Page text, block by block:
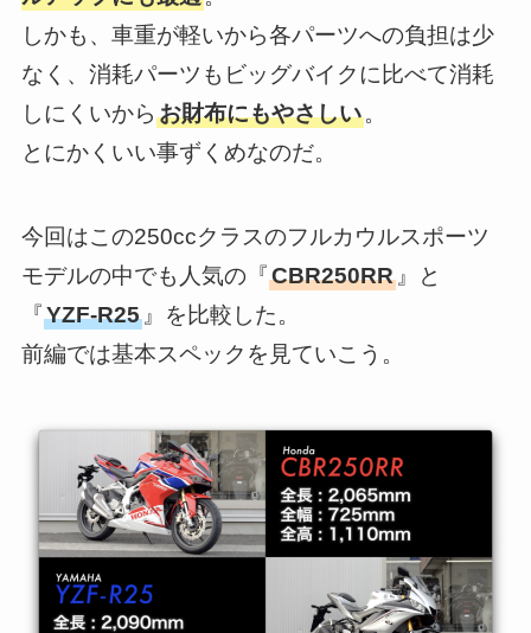
しかも、車重が軽いから各パーツへの負担は少
なく、消耗パーツもビッグバイクに比べて消耗
しにくいから お財布にもやさしい。
とにかくいい事ずくめなのだ。
今回はこの250ccクラスのフルカウルスポーツ
モデルの中でも人気の『CBR250RR』と
『YZF-R25』を比較した。
前編では基本スペックを見ていこう。